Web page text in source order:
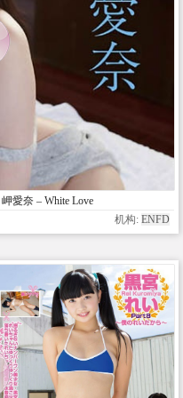
愛奈 – White Love
机构: ENFD